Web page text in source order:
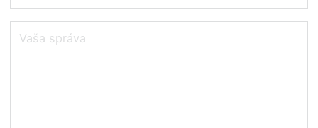
raz vďaka za
spokojných
vďačná jemu.
výborná. Ďakujem